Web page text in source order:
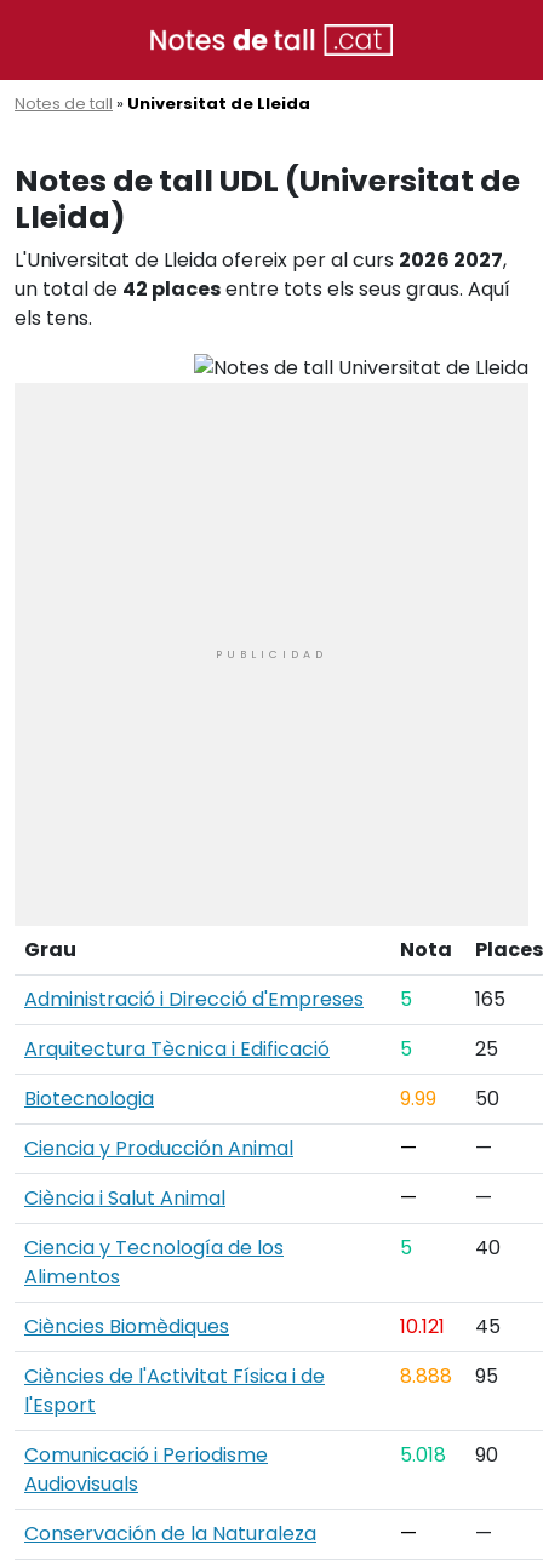
Notes de tall » Universitat de Lleida
Notes de tall UDL (Universitat de
Lleida)
L'Universitat de Lleida ofereix per al curs 2026 2027,
un total de 42 placesentre tots els seus graus. Aquí
els tens.
Grau Nota
Places
Administració i Direcció d'Empreses
5
165
Arquitectura Tècnica i Edificació
5
25
Biotecnologia
9.99
50
Ciencia y Producción Animal
—
—
Ciència i Salut Animal
—
—
Ciencia y Tecnología de los
Alimentos
5 40
Ciències Biomèdiques 10.121
45
Ciències de l'Activitat Física i de
l'Esport
8.888 95
Comunicació i Periodisme
Audiovisuals
5.018 90
Conservación de la Naturaleza —
—